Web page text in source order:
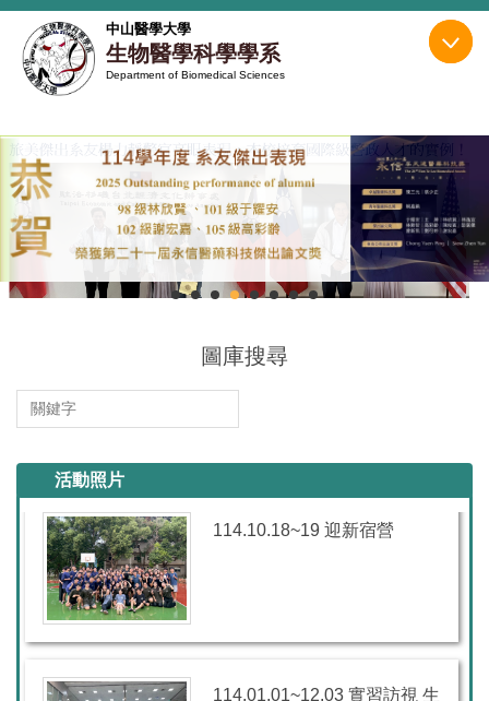
跳
到
主
容
區
中山醫學大學
生物醫學科學學系
Department of Biomedical Sciences
圖庫搜尋
活動照片
114.11.13 系烤
114.10.18~19 迎新宿營
114.01.01~12.03 實習訪視 生